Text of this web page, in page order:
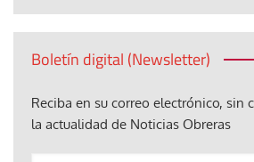
Boletín digital (Newsletter)
Reciba en su correo electrónico, sin
la actualidad de Noticias Obreras